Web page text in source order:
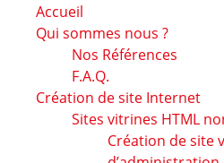
Accueil
Qui sommes nous ?
Nos Références
F.A.Q.
Création de site Internet
Sites vitrines HTML
Création de site